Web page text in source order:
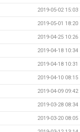
2019-05-02 15:03
2019-05-01 18:20
2019-04-25 10:26
2019-04-18 10:34
2019-04-18 10:31
2019-04-10 08:15
2019-04-09 09:42
2019-03-28 08:34
2019-03-20 08:05